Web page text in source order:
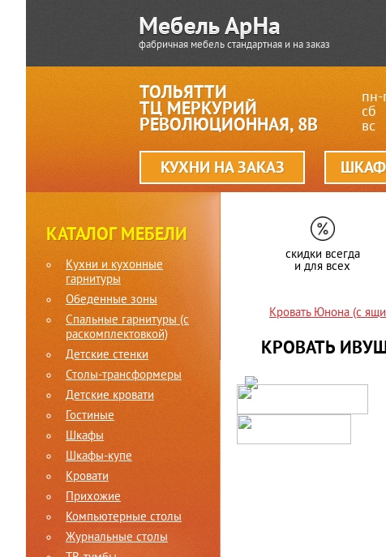
фабричная мебель стандартная и на заказ
ТОЛЬЯТТИ
ТЦ МЕРКУРИЙ
РЕВОЛЮЦИОННАЯ, 8В
пн-
сб
вс
КУХНИ НА ЗАКАЗ
КАТАЛОГ МЕБЕЛИ
Кухни и кухонные
гарнитуры
Обеденные зоны
Спальные гарнитуры (c
раскомплектовкой)
Детские стенки
Столы-трансформеры
Детские кровати
Гостиные
Шкафы
Шкафы-купе
Кровати
Прихожие
Компьютерные столы
Журнальные столы
скидки всегда
и для всех
Кровать Юнона (с
КРОВАТЬ